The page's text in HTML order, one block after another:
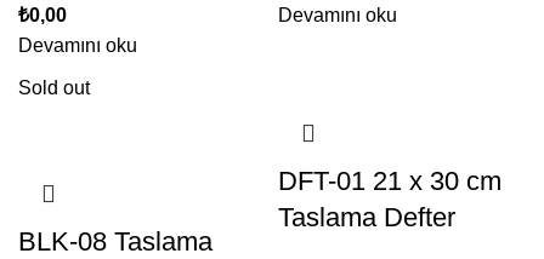
₺0,00
Devamını oku
Devamını oku
Sold out
BLK-08 Taslama
DFT-01 21 x 30 cm
Taslama Defter